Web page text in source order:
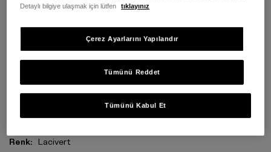
Renk:
Lacivert
Detaylı bilgiye ulaşmak için lütfen
tıklayınız
Tümünü Reddet
Tümünü Kabul Et
Çerez Ayarlarını Yapılandır